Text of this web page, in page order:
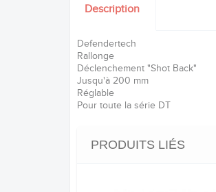
Description
Defendertech
Rallonge
Déclenchement "Shot Back"
Jusqu'à 200 mm
Réglable
Pour toute la série DT
PRODUITS LIÉS